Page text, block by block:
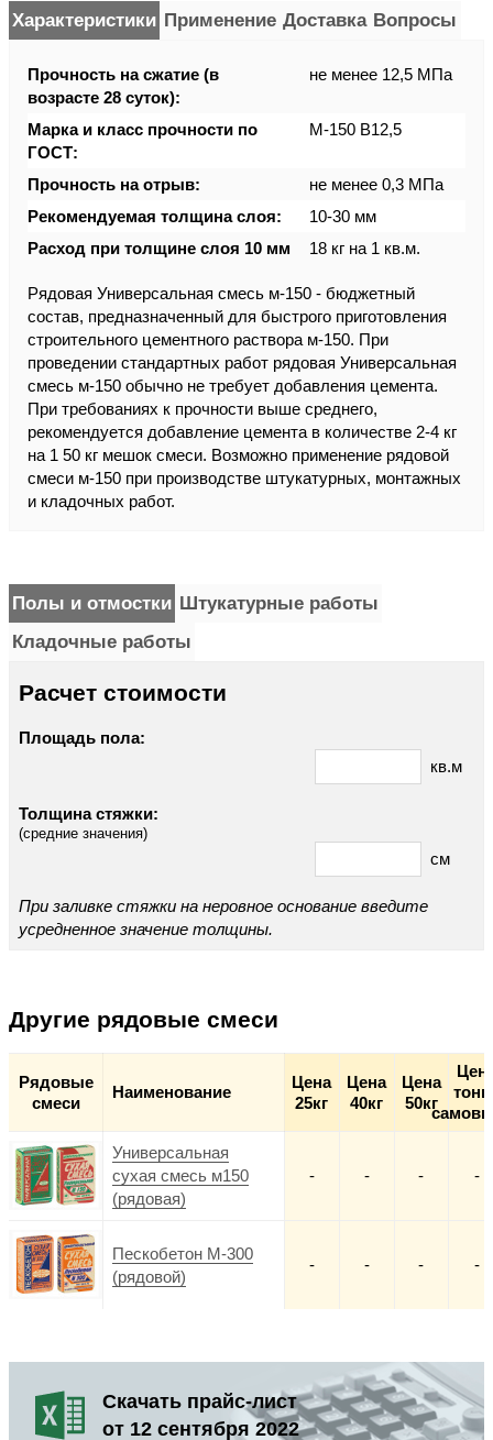
Характеристики Применение Доставка Вопросы
Прочность на сжатие (в
возрасте 28 суток):
не менее 12,5 МПа
Марка и класс прочности по
ГОСТ:
М-150 В12,5
Прочность на отрыв:
не менее 0,3 МПа
Рекомендуемая толщина слоя:
10-30 мм
Расход при толщине слоя 10 мм
18 кг на 1 кв.м.
Рядовая Универсальная смесь м-150 - бюджетный
состав, предназначенный для быстрого приготовления
строительного цементного раствора м-150. При
проведении стандартных работ рядовая Универсальная
смесь м-150 обычно не требует добавления цемента.
При требованиях к прочности выше среднего,
рекомендуется добавление цемента в количестве 2-4 кг
на 1 50 кг мешок смеси. Возможно применение рядовой
смеси м-150 при производстве штукатурных, монтажных
и кладочных работ.
Полы и отмостки Штукатурные работы
Кладочные работы
Расчет стоимости
Площадь пола:
кв.м
Толщина стяжки:
(средние значения)
см
При заливке стяжки на неровное основание введите
усредненное значение толщины.
Другие рядовые смеси
Рядовые
смеси
Наименование
Цена
25кг
Цена
40кг
Цена
50кг
Универсальная
сухая смесь м150
(рядовая)
- - - -
Пескобетон М-300
(рядовой)
- - - -
Скачать прайс-лист
от 12 сентября 2022